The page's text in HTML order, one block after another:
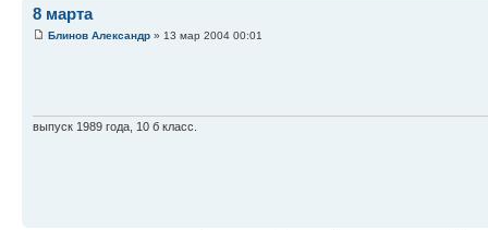
8 марта
Блинов Александр » 13 мар 2004 00:01
выпуск 1989 года, 10 б класс.